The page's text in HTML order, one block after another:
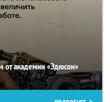
от академии «Эдюсон»